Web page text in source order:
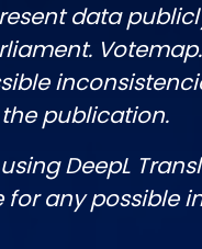
data
publication.
DeepL
for any possible